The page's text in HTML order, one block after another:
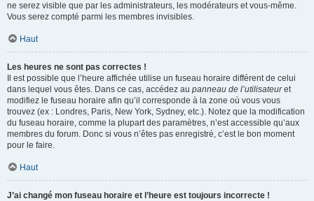
ne serez visible que par les administrateurs, les modérateurs et vous-même.
Vous serez compté parmi les membres invisibles.
Haut
Les heures ne sont pas correctes !
Il est possible que l’heure affichée utilise un fuseau horaire différent de celui
dans lequel vous êtes. Dans ce cas, accédez au panneau de l’utilisateuret
modifiez le fuseau horaire afin qu’il corresponde à la zone où vous vous
trouvez (ex : Londres, Paris, New York, Sydney, etc.). Notez que la modification
du fuseau horaire, comme la plupart des paramètres, n’est accessible qu’aux
membres du forum. Donc si vous n’êtes pas enregistré, c’est le bon moment
pour le faire.
Haut
J’ai changé mon fuseau horaire et l’heure est toujours incorrecte !